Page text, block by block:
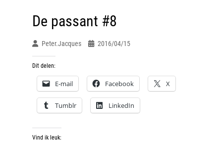
De passant #8
Peter.jacques 2016/04/15
Dit delen:
E-mail Facebook X
Tumblr LinkedIn
Vind ik leuk: